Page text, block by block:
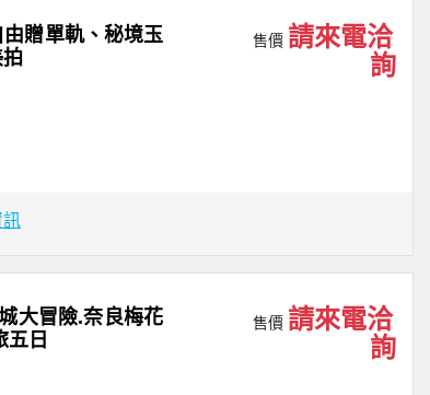
贈單軌、秘境玉
售價 請來電洽
詢
訊
大冒險.奈良梅花
五日
售價 請來電洽
詢